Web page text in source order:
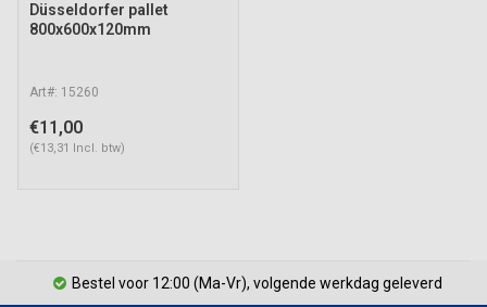
Düsseldorfer pallet
800x600x120mm
Art#: 15260
€11,00
(€13,31 Incl. btw)
Bestel voor 12:00 (Ma-Vr), volgende werkdag geleverd